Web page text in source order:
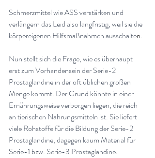
Schmerzmittel wie ASS verstärken und
verlängern das Leid also langfristig, weil sie die
körpereigenen Hilfsmaßnahmen ausschalten.
Nun stellt sich die Frage, wie es überhaupt
erst zum Vorhandensein der Serie-2
Prostaglandine in der oft üblichen großen
Menge kommt. Der Grund könnte in einer
Ernährungsweise verborgen liegen, die reich
an tierischen Nahrungsmitteln ist. Sie liefert
viele Rohstoffe für die Bildung der Serie-2
Prostaglandine, dagegen kaum Material für
Serie-1 bzw. Serie-3 Prostaglandine.